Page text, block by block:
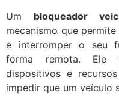
Um bloqueador
mecanismo que
e interromper o seu
forma remota. Ele
dispositivos e
impedir que um veículo